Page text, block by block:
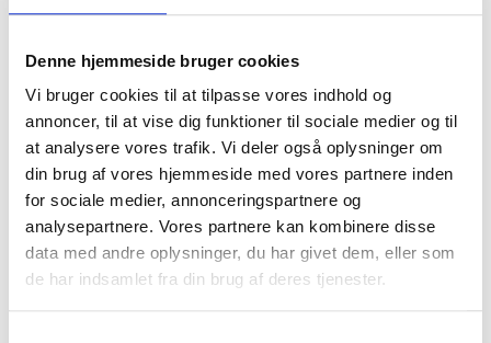
Denne hjemmeside bruger cookies
Vi bruger cookies til at tilpasse vores indhold og
annoncer, til at vise dig funktioner til sociale medier og til
at analysere vores trafik. Vi deler også oplysninger om
din brug af vores hjemmeside med vores partnere inden
for sociale medier, annonceringspartnere og
analysepartnere. Vores partnere kan kombinere disse
data med andre oplysninger, du har givet dem, eller som
de har indsamlet fra din brug af deres tjenester.
Din personlig hilsen *